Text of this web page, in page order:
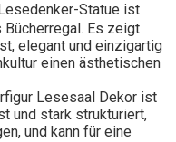
Statue ist
Es zeigt
elegant und einzigartig
einen ästhetischen
Lesesaal Dekor ist
und stark strukturiert,
und kann für eine